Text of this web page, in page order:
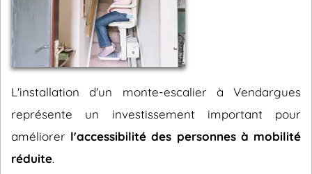
L'installation d'un monte-escalier à Vendargues
représente un investissement important pour
améliorer l'accessibilité des personnes à mobilité
réduite.